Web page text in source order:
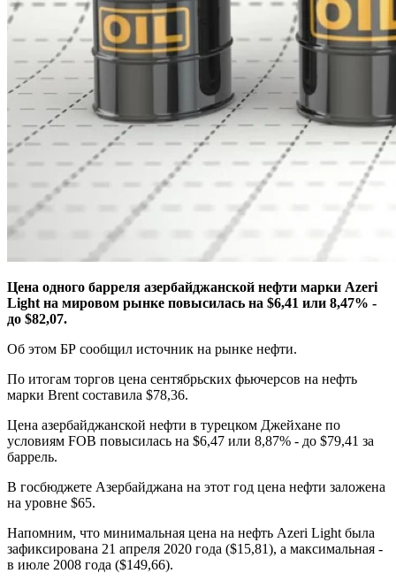
Цена одного барреля азербайджанской нефти марки Azeri
Light на мировом рынке повысилась на $6,41 или 8,47% -
до $82,07.
Об этом БР сообщил источник на рынке нефти.
По итогам торгов цена сентябрьских фьючерсов на нефть
марки Brent составила $78,36.
Цена азербайджанской нефти в турецком Джейхане по
условиям FOB повысилась на $6,47 или 8,87% - до $79,41 за
баррель.
В госбюджете Азербайджана на этот год цена нефти заложена
на уровне $65.
Напомним, что минимальная цена на нефть Azeri Light была
зафиксирована 21 апреля 2020 года ($15,81), а максимальная -
в июле 2008 года ($149,66).